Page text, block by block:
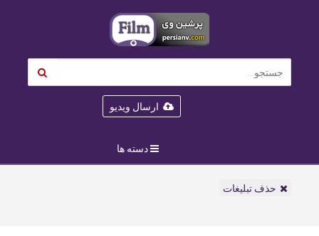
ارسال ویدیو
دسته ها
حذف تبلیغات